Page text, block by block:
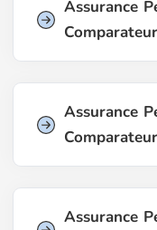
Assurance
Assurance
Assurance